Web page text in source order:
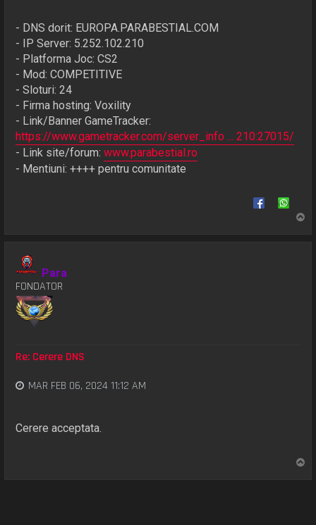
- DNS dorit: EUROPA.PARABESTIAL.COM
- IP Server: 5.252.102.210
- Platforma Joc: CS2
- Mod: COMPETITIVE
- Sloturi: 24
- Firma hosting: Voxility
- Link/Banner GameTracker:
https://www.gametracker.com/server_info ... 210:27015/
- Link site/forum:www.parabestial.ro
- Mentiuni: ++++ pentru comunitate
Para
FONDATOR
Re: Cerere DNS
MAR FEB 06, 2024 11:12 AM
Cerere acceptata.